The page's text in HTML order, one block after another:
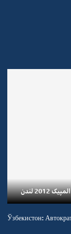
لندن
Ўзбекистон: